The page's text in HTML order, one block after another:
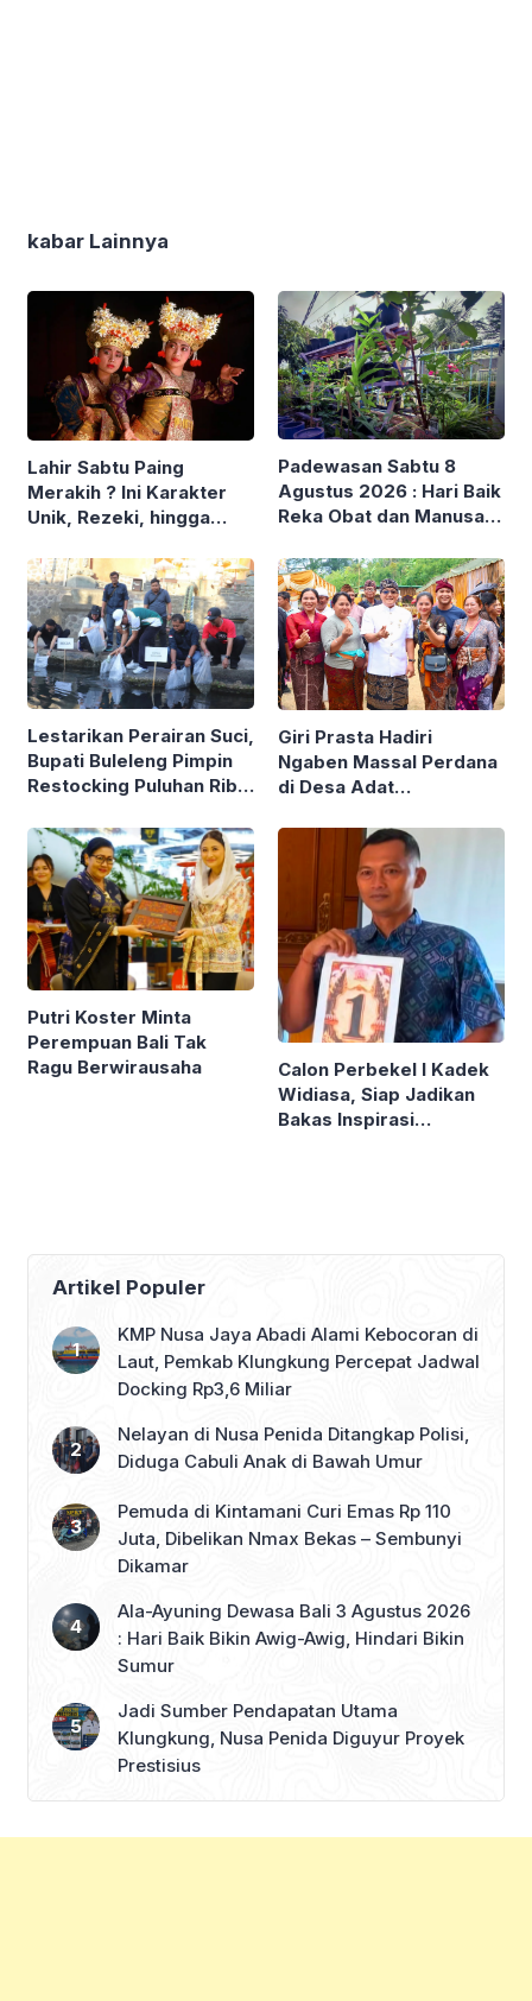
kabar Lainnya
Lahir Sabtu Paing
Merakih ? Ini Karakter
Unik, Rezeki, hingga
Penanggalan Bali
Padewasan Sabtu 8
Agustus 2026 : Hari Baik
Reka Obat dan Manusa
Rumah
Lestarikan Perairan Suci,
Bupati Buleleng Pimpin
Restocking Puluhan Ribu
Sudamala
Giri Prasta Hadiri
Ngaben Massal Perdana
di Desa Adat
Serahkan Punia Puluhan
Juta
Putri Koster Minta
Perempuan Bali Tak
Ragu Berwirausaha
Calon Perbekel I Kadek
Widiasa, Siap Jadikan
Bakas Inspirasi
Artikel Populer
KMP Nusa Jaya Abadi Alami Kebocoran di
Laut, Pemkab Klungkung Percepat Jadwal
Docking Rp3,6 Miliar
Nelayan di Nusa Penida Ditangkap Polisi,
Diduga Cabuli Anak di Bawah Umur
Pemuda di Kintamani Curi Emas Rp 110
Juta, Dibelikan Nmax Bekas – Sembunyi
Dikamar
Ala-Ayuning Dewasa Bali 3 Agustus 2026
: Hari Baik Bikin Awig-Awig, Hindari Bikin
Sumur
Jadi Sumber Pendapatan Utama
Klungkung, Nusa Penida Diguyur Proyek
Prestisius